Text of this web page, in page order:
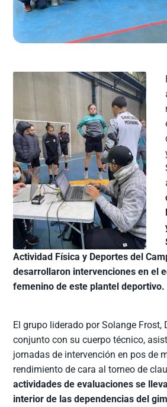
Actividad Física y Deportes del
desarrollaron intervenciones en el
femenino de este plantel deportivo.
El grupo liderado por Solange Frost,
conjunto con su cuerpo técnico,
jornadas de intervención en pos de
rendimiento de cara al torneo de
actividades de evaluaciones se
interior de las dependencias del